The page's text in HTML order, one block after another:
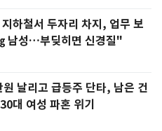
하철서 두자리 차지, 업무 보
남성…부딪히면 신경질"
날리고 급등주 단타, 남은 건
대 여성 파혼 위기